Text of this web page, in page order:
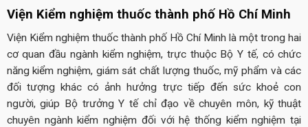
Viện Kiểm nghiệm thuốc thành phố Hồ Chí Minh
Viện Kiểm nghiệm thuốc thành phố Hồ Chí Minh là một trong hai
cơ quan đầu ngành kiểm nghiệm, trực thuộc Bộ Y tế, có chức
năng kiểm nghiệm, giám sát chất lượng thuốc, mỹ phẩm và các
đối tượng khác có ảnh hưởng trực tiếp đến sức khoẻ con
người, giúp Bộ trưởng Y tế chỉ đạo về chuyên môn, kỹ thuật
chuyên ngành kiểm nghiệm đối với hệ thống kiểm nghiệm tại